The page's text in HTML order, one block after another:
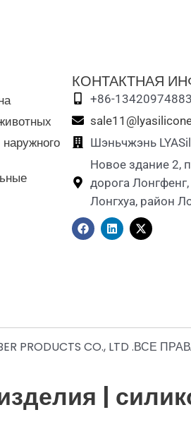
КОНТАКТНАЯ
+86-13420974883
Шэньчжэнь
Новое здание 2,
дорога
Лонгхуа, район
F
a
c
L
i
n
X
-
t
PRODUCTS CO., LTD .ВСЕ
|